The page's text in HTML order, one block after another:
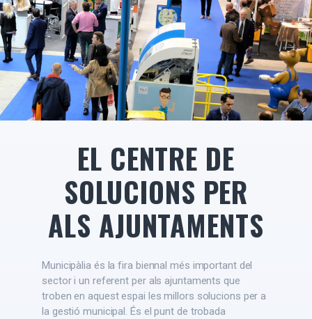
EL CENTRE DE
SOLUCIONS PER
ALS AJUNTAMENTS
Municipàlia és la fira biennal més important del
sector i un referent per als ajuntaments que
troben en aquest espai les millors solucions per a
la gestió municipal. És el punt de trobada